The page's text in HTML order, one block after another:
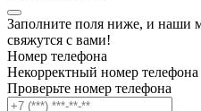
Заполните поля ниже, и наши
свяжутся с вами!
Номер телефона
Некорректный номер телефона
Проверьте номер телефона